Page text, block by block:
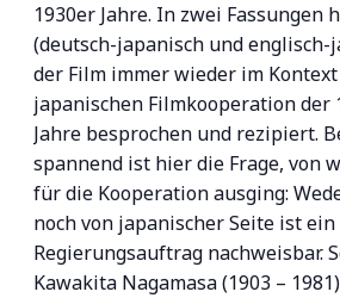
1930er Jahre. In zwei Fassungen
(deutsch-japanisch und englisch-
der Film immer wieder im
japanischen Filmkooperation der
Jahre besprochen und rezipiert.
spannend ist hier die Frage, von
für die Kooperation ausging:
noch von japanischer Seite ist
Regierungsauftrag nachweisbar.
Kawakita Nagamasa (1903 –